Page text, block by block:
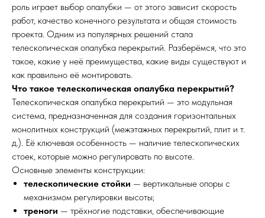
роль играет выбор опалубки — от этого зависит скорость
работ, качество конечного результата и общая стоимость
проекта. Одним из популярных решений стала
телескопическая опалубка перекрытий. Разберёмся, что это
такое, какие у неё преимущества, какие виды существуют и
как правильно её монтировать.
Что такое телескопическая опалубка перекрытий?
Телескопическая опалубка перекрытий — это модульная
система, предназначенная для создания горизонтальных
монолитных конструкций (межэтажных перекрытий, плит и т.
д.). Её ключевая особенность — наличие телескопических
стоек, которые можно регулировать по высоте.
Основные элементы конструкции:
телескопические стойки — вертикальные опоры с
механизмом регулировки высоты;
треноги — трёхногие подставки, обеспечивающие